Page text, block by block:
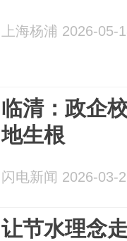
上海杨浦 2026-05-
临清：政企
地生根
闪电新闻 2026-03-
让节水理念